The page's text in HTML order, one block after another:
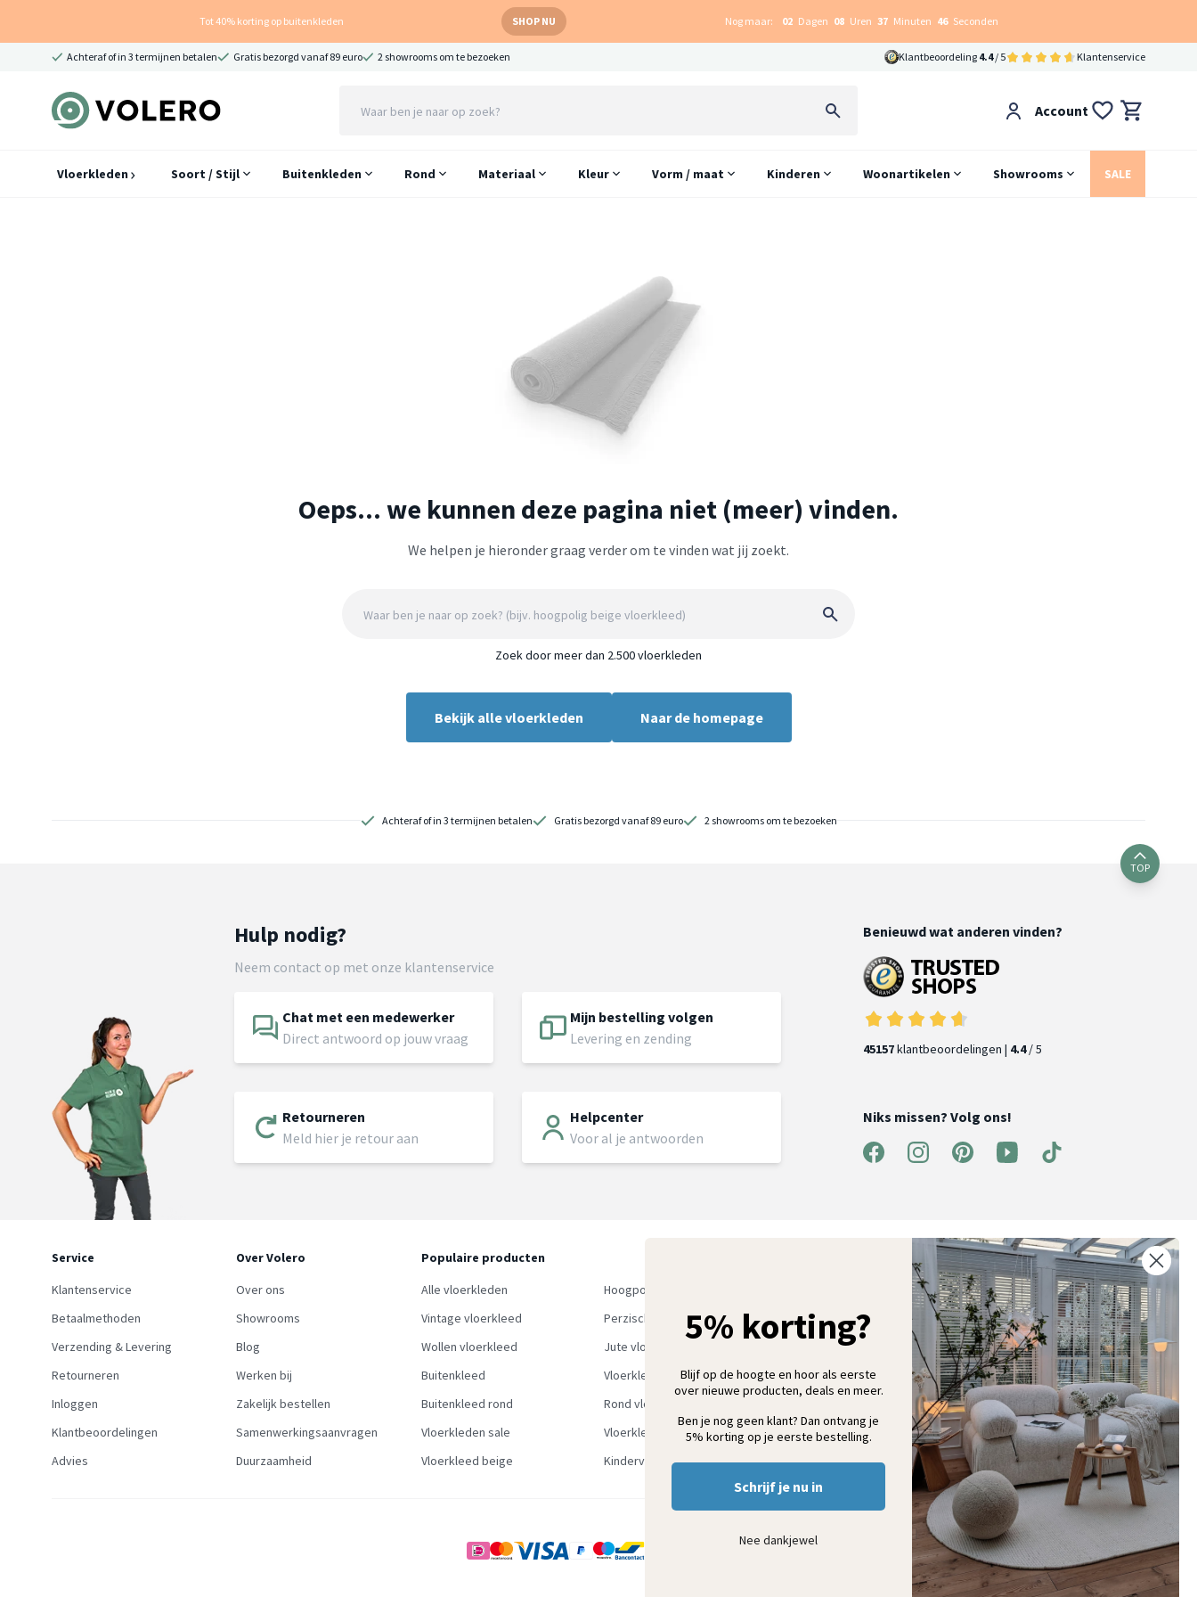
Tot 40% korting op buitenkleden SHOP NU Nog maar: 02 Dagen 08 Uren 37 Minuten 46 Seconden
Achteraf of in 3 termijnen betalen Gratis bezorgd vanaf 89 euro 2 showrooms om te bezoeken Klantbeoordeling 4.4/ 5 Klantenservice
Account
Vloerkleden Soort / Stijl Buitenkleden Rond Materiaal Kleur Vorm / maat Kinderen Woonartikelen Showrooms SALE
Oeps... we kunnen deze pagina niet (meer) vinden.
We helpen je hieronder graag verder om te vinden wat jij zoekt.
Zoek door meer dan 2.500 vloerkleden
Bekijk alle vloerkleden Naar de homepage
Achteraf of in 3 termijnen betalen Gratis bezorgd vanaf 89 euro 2 showrooms om te bezoeken
TOP
Hulp nodig?
Neem contact op met onze klantenservice
Chat met een medewerker
Direct antwoord op jouw vraag
Mijn bestelling volgen
Levering en zending
Retourneren
Meld hier je retour aan
Helpcenter
Voor al je antwoorden
Benieuwd wat anderen vinden?
45157klantbeoordelingen | 4.4/ 5
Niks missen? Volg ons!
Service
Klantenservice
Betaalmethoden
Verzending & Levering
Retourneren
Inloggen
Klantbeoordelingen
Advies
Over Volero
Over ons
Showrooms
Blog
Werken bij
Zakelijk bestellen
Samenwerkingsaanvragen
Duurzaamheid
Populaire producten
Alle vloerkleden
Hoogpolig vloerkleed
Vintage vloerkleed
Perzisch tapijt
Wollen vloerkleed
Jute vloerkleed
Buitenkleed
Vloerkleed groen
Buitenkleed rond
Rond vloerkleed
Vloerkleden sale
Vloerkleden outlet
Vloerkleed beige
Kindervloerkleden
Ontvang 5% korting op je eerste bestelling
Schrijf je in voor onze nieuwsbrief en ontvang als eerste nieuwe
wooninspiratie, collecties en aanbiedingen
Aanmelden
5% korting?
Blijf op de hoogte en hoor als eerste
over nieuwe producten, deals en meer.
Ben je nog geen klant? Dan ontvang je
5% korting op je eerste bestelling.
Schrijf je nu in
Nee dankjewel